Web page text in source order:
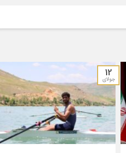
12
جولای